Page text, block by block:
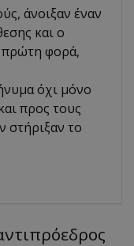
άνοιξαν έναν
και ο
πρώτη φορά,
όχι μόνο
προς τους
το